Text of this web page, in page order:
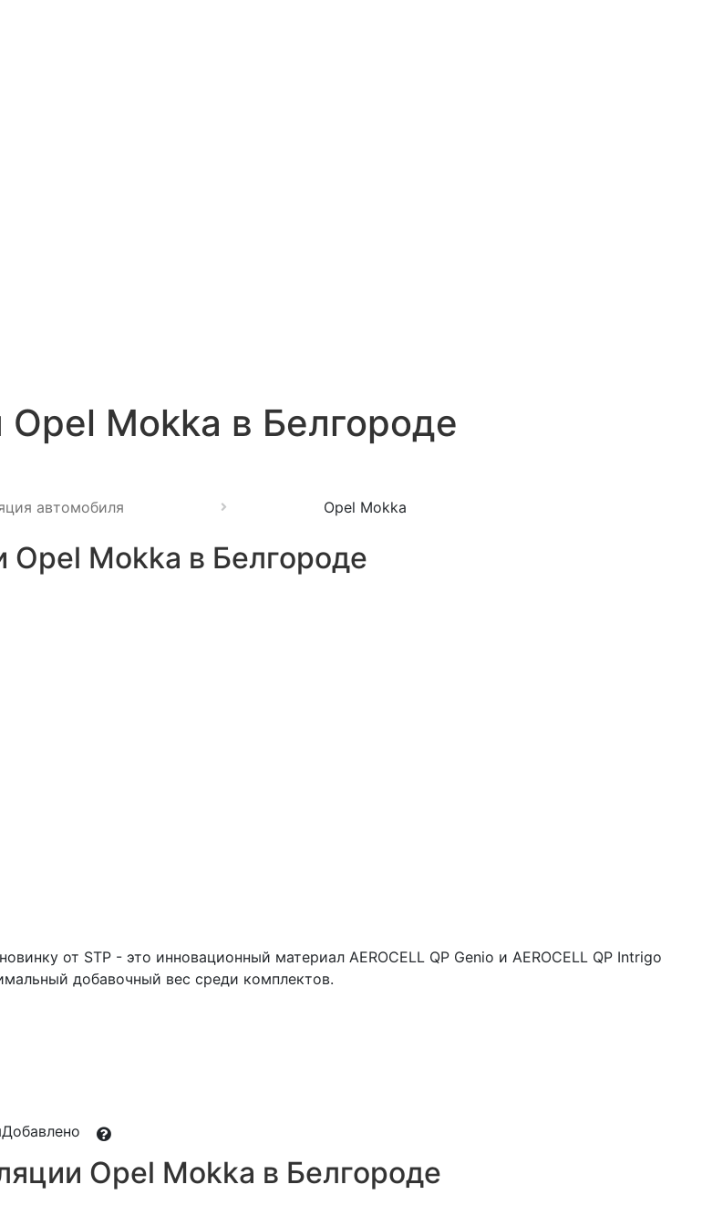
Mokka в Белгороде
автомобиля Opel Mokka
Mokka в Белгороде
от STP - это инновационный материал AEROCELL QP Genio и AEROCELL QP Intrigo
добавочный вес среди комплектов.
Добавлено
Opel Mokka в Белгороде